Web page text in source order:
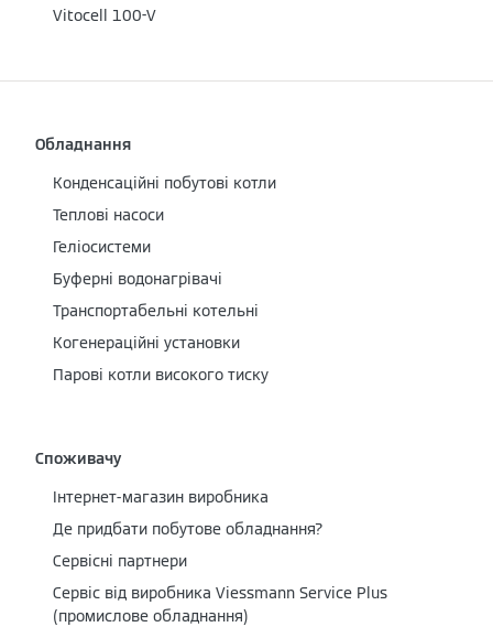
Vitocell 100-V
Обладнання
Конденсаційні побутові котли
Теплові насоси
Геліосистеми
Буферні водонагрівачі
Транспортабельні котельні
Когенераційні установки
Парові котли високого тиску
Споживачу
Інтернет-магазин виробника
Де придбати побутове обладнання?
Сервісні партнери
Cервіс від виробника Viessmann Service Plus
(промислове обладнання)